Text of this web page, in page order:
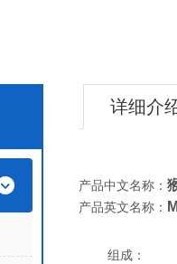
详细介
产品中文名称：
产品英文名称：
组成：